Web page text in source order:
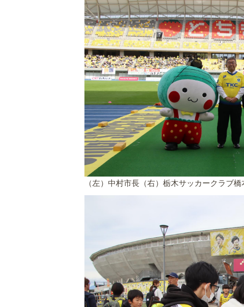
（左）中村市長（右）栃木サッカークラブ